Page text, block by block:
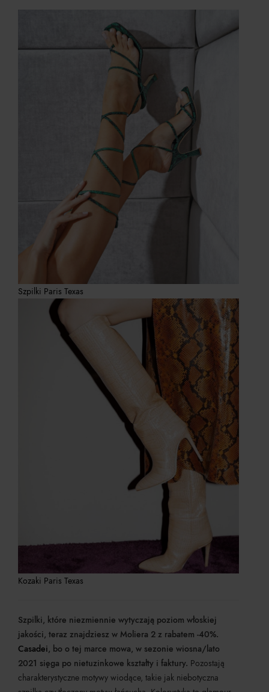
Szpilki Paris Texas
Kozaki Paris Texas
Szpilki, które niezmiennie wytyczają poziom włoskiej
jakości, teraz znajdziesz w Moliera 2 z rabatem -40%.
Casadei, bo o tej marce mowa, w sezonie wiosna/lato
2021 sięga po nietuzinkowe kształty i faktury. Pozostają
charakterystyczne motywy wiodące, takie jak niebotyczna